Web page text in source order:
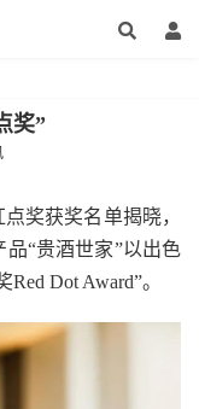
奖”
奖获奖名单揭晓，
“贵酒世家”以出色
Dot Award”。